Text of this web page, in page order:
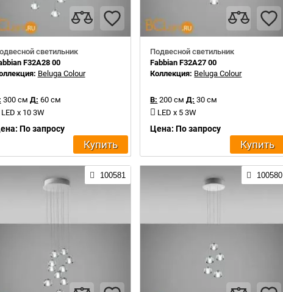
светильник
F32A28 00
Beluga Colour
300 см Д: 60 см
LED x 10 3W
По запросу
Купить
Подвесной светильник
Fabbian F32A27 00
Коллекция: Beluga Colour
В: 200 см Д: 30 см
LED x 5 3W
Цена: По запросу
Купить
100581 100580